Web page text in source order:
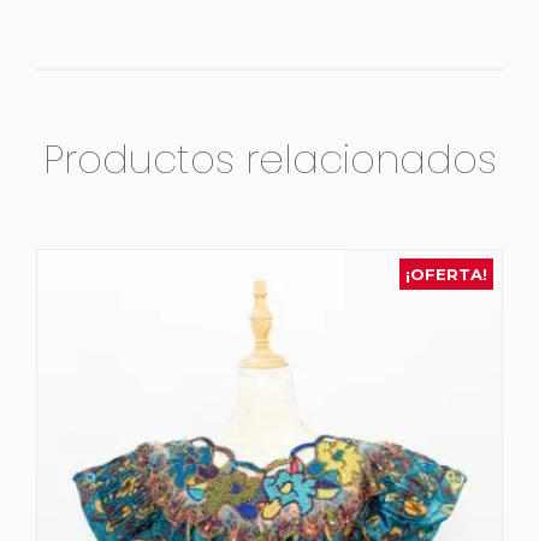
Productos relacionados
¡OFERTA!